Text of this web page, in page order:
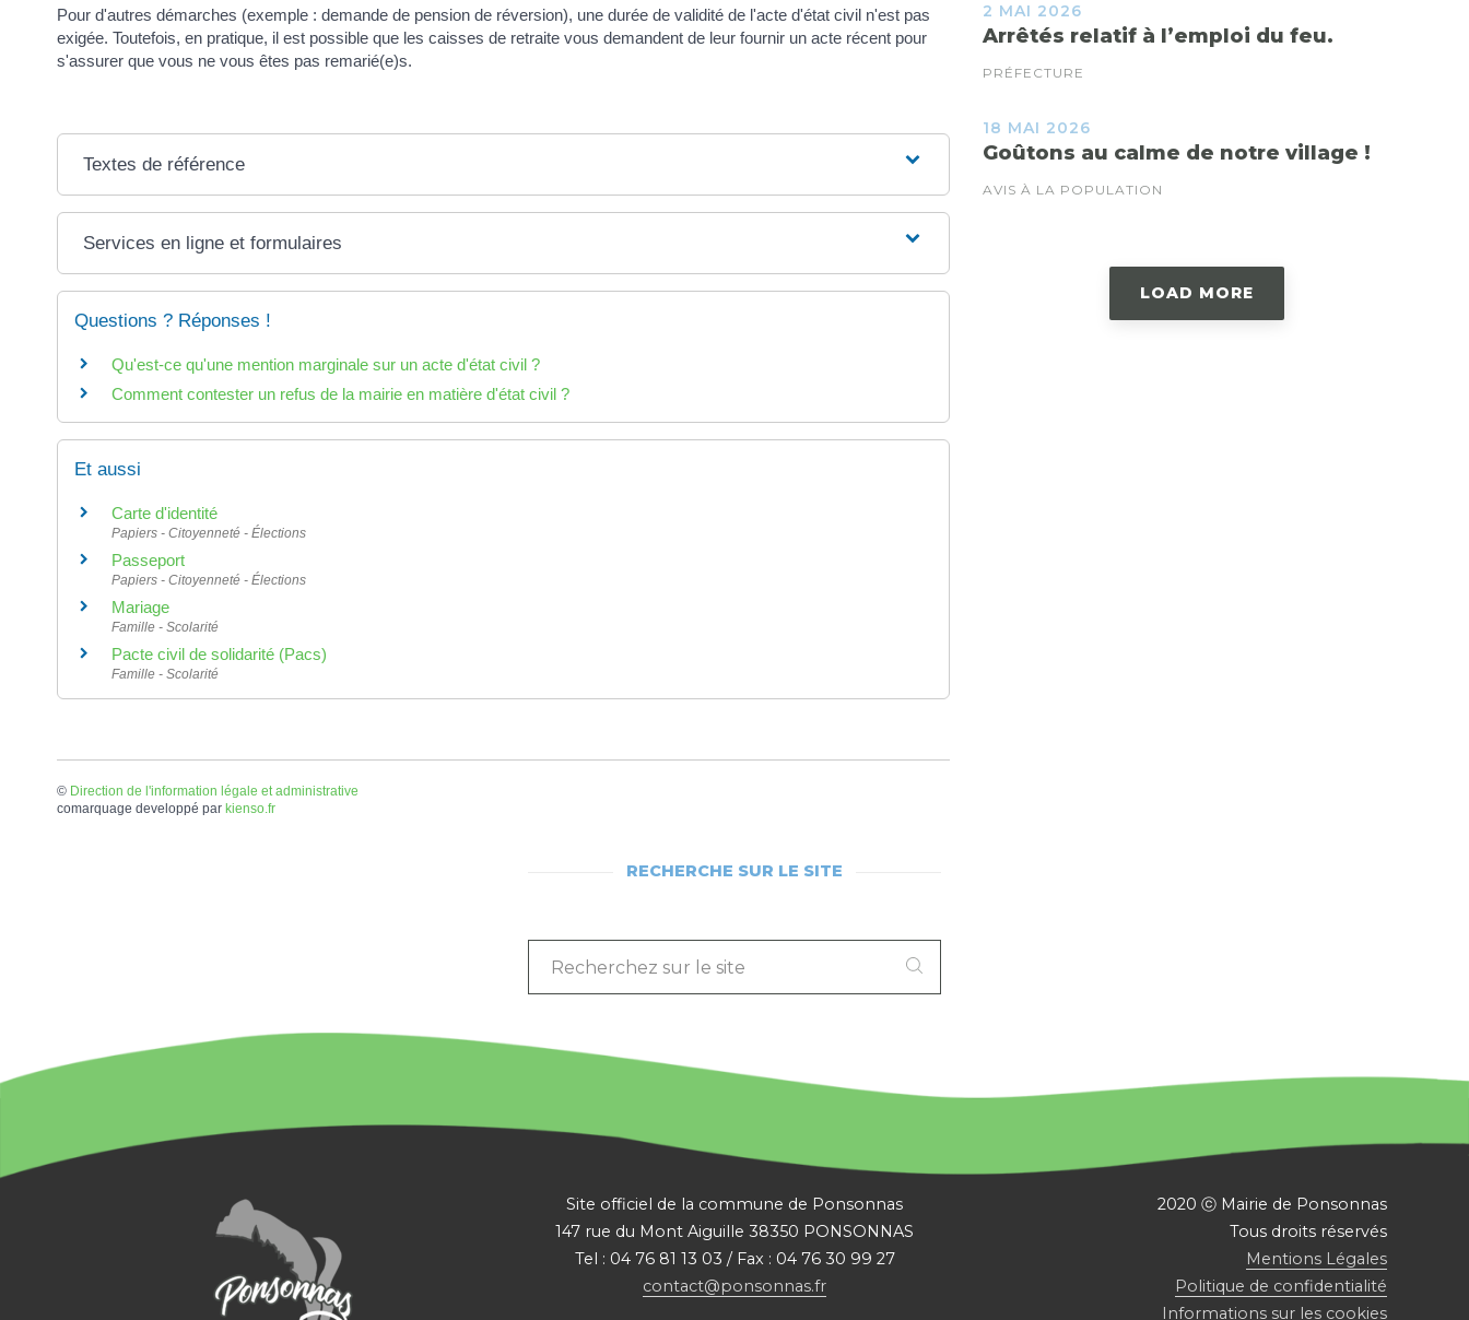
Pour d'autres démarches (exemple : demande de pension de réversion), une durée de validité de l'acte d'état civil n'est pas
exigée. Toutefois, en pratique, il est possible que les caisses de retraite vous demandent de leur fournir un acte récent pour
s'assurer que vous ne vous êtes pas remarié(e)s.
Textes de référence
Services en ligne et formulaires
Questions ? Réponses !
Qu'est-ce qu'une mention marginale sur un acte d'état civil ?
Comment contester un refus de la mairie en matière d'état civil ?
Et aussi
Carte d'identité
Papiers - Citoyenneté - Élections
Passeport
Papiers - Citoyenneté - Élections
Mariage
Famille - Scolarité
Pacte civil de solidarité (Pacs)
Famille - Scolarité
© Direction de l'information légale et administrative
comarquage developpé par kienso.fr
2 MAI 2026
Arrêtés relatif à l’emploi du feu.
PRÉFECTURE
18 MAI 2026
Goûtons au calme de notre village !
AVIS À LA POPULATION
LOAD MORE
RECHERCHE SUR LE SITE
RECHERCHEZ
SUR
SITE
Site officiel de la commune de Ponsonnas
147 rue du Mont Aiguille 38350 PONSONNAS
Tel : 04 76 81 13 03 / Fax : 04 76 30 99 27
contact@ponsonnas.fr
2020 ⓒ Mairie de Ponsonnas
Tous droits réservés
Mentions Légales
Politique de confidentialité
Informations sur les cookies